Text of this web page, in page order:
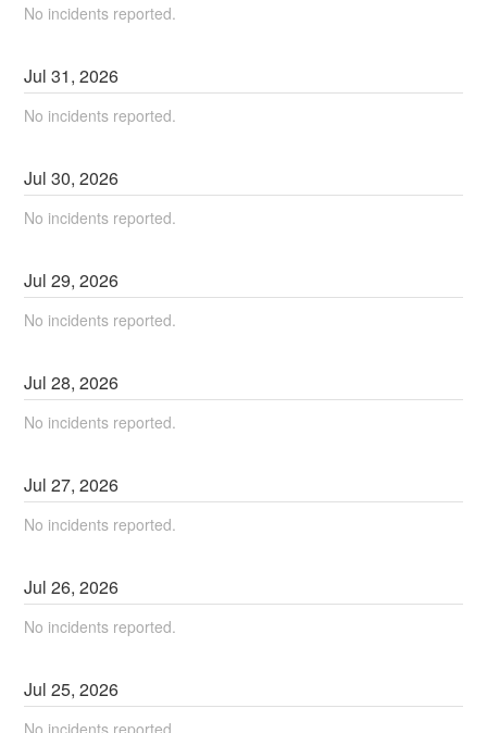
No incidents reported.
Jul31,2026
No incidents reported.
Jul30,2026
No incidents reported.
Jul29,2026
No incidents reported.
Jul28,2026
No incidents reported.
Jul27,2026
No incidents reported.
Jul26,2026
No incidents reported.
Jul25,2026
No incidents reported.